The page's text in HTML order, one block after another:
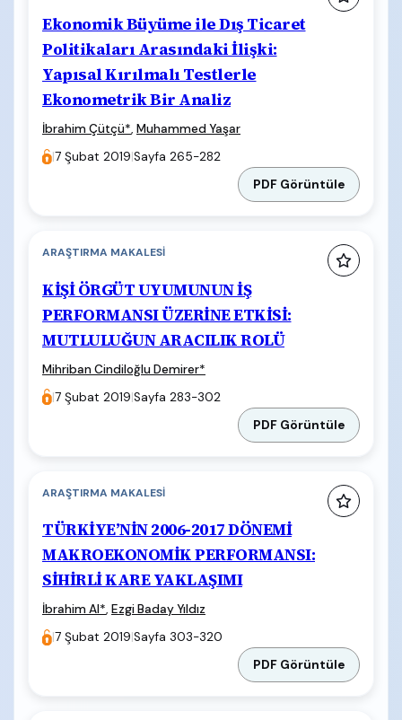
Ekonomik Büyüme ile Dış Ticaret
Politikaları Arasındaki İlişki:
Yapısal Kırılmalı Testlerle
Ekonometrik Bir Analiz
İbrahim Çütçü*, Muhammed Yaşar
|7 Şubat 2019|Sayfa 265-282
PDF Görüntüle
ARAŞTIRMA MAKALESI
KİŞİ ÖRGÜT UYUMUNUN İŞ
PERFORMANSI ÜZERİNE ETKİSİ:
MUTLULUĞUN ARACILIK ROLÜ
Mihriban Cindiloğlu Demirer*
|7 Şubat 2019|Sayfa 283-302
PDF Görüntüle
ARAŞTIRMA MAKALESI
TÜRKİYE’NİN 2006-2017 DÖNEMİ
MAKROEKONOMİK PERFORMANSI:
SİHİRLİ KARE YAKLAŞIMI
İbrahim Al*, Ezgi Baday Yıldız
|7 Şubat 2019|Sayfa 303-320
PDF Görüntüle